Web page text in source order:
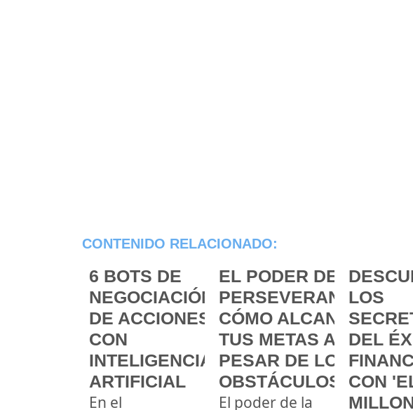
CONTENIDO RELACIONADO:
6 BOTS DE
NEGOCIACIÓN
DE ACCIONES
CON
INTELIGENCIA
ARTIFICIAL
En el
EL PODER DE LA
PERSEVERANCIA:
CÓMO ALCANZAR
TUS METAS A
PESAR DE LOS
OBSTÁCULOS
El poder de la
LOS
DEL
CON